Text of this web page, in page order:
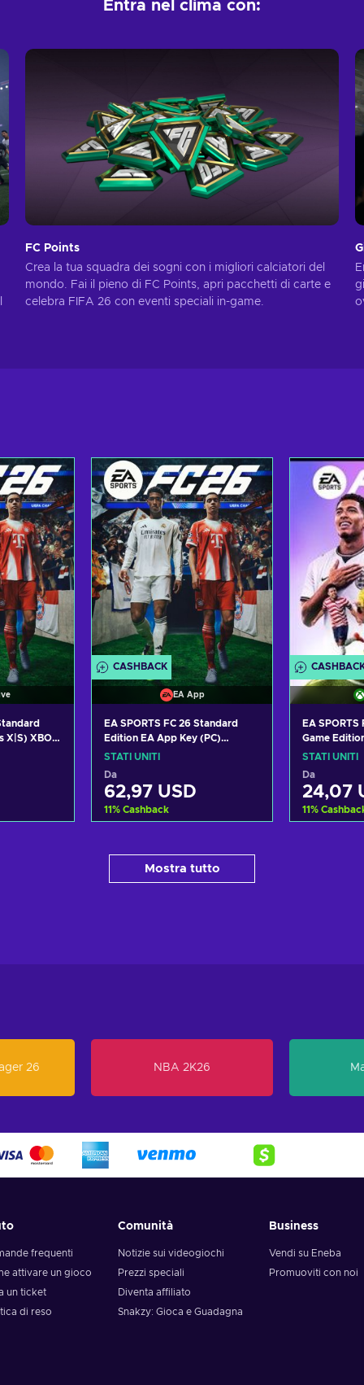
Entra nel clima con:
FC Points
Crea la tua squadra dei sogni con i migliori calciatori del
mondo. Fai il pieno di FC Points, apri pacchetti di carte e
celebra FIFA 26 con eventi speciali in-game.
X|S) XBOX
CASHBACK
EA App
EA SPORTS FC 26 Standard
Edition EA App Key (PC)
UNITED STATES
STATI UNITI
Da
62,97 USD
11% Cashback
Visualizza offerte
EA
Game
UNITED
STATI UNITI
Da
24,07
11%
Mostra tutto
26 NBA 2K26
frequenti
attivare un gioco
un ticket
di reso
Comunità
Notizie sui videogiochi
Prezzi speciali
Diventa affiliato
Snakzy: Gioca e Guadagna
Business
Vendi su Eneba
Promuoviti con noi